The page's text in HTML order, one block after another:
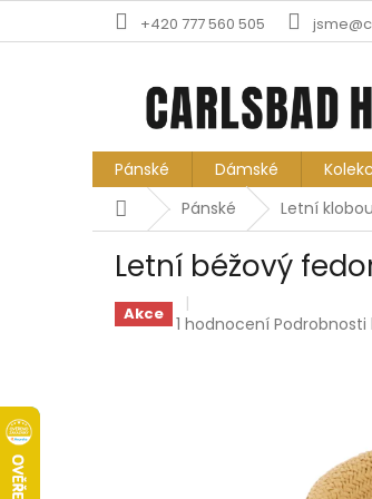
+420 777 560 505
Pánské Dámské
DomůPánské Letní
Letní béžový
Akce Průměrné
1 hodnocení